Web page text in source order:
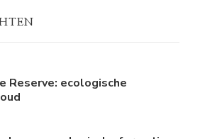
Reserve: ecologische